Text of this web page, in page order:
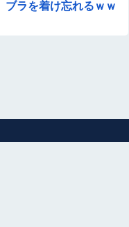
ブラを着け忘れるｗｗ